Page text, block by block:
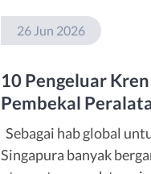
26 Jun 2026
10 Pengeluar
Pembekal
Sebagai hab global
Singapura banyak